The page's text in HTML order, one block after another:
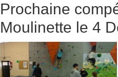
Prochaine
Moulinette le 4